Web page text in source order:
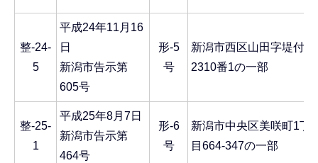
整-24-
5
平成24年11月16
日
新潟市告示第
605号
形-5
号
新潟市西区山田字堤付
2310番1の一部
整-25-
1
平成25年8月7日
新潟市告示第
464号
形-6
号
新潟市中央区美咲町1丁
目664-347の一部